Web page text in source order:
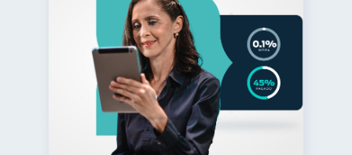
Finanzas personales
Manejo de deudas 31
Educación financiera 31
Finanzas para jóvenes 30
Control de deudas 30
Finanzas familiares 25